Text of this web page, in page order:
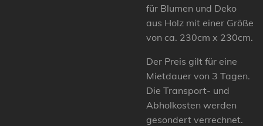
für Blumen und Deko
aus Holz mit einer Größe
von ca. 230cm x 230cm.
Der Preis gilt für eine
Mietdauer von 3 Tagen.
Die Transport- und
Abholkosten werden
gesondert verrechnet.